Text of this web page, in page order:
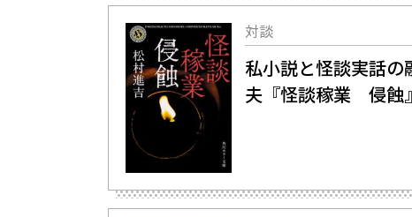
対談
私小説と怪談実話
夫『怪談稼業 侵蝕